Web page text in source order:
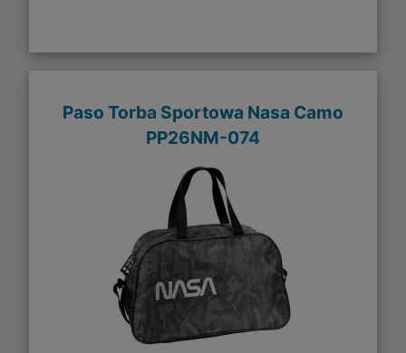
Paso Torba Sportowa Nasa Camo
PP26NM-074